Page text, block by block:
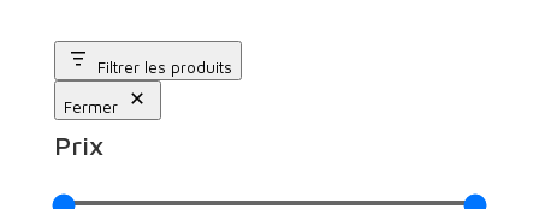
Filtrer les produits
Fermer
Prix